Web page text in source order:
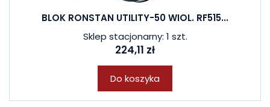
BLOK RONSTAN UTILITY-50 WIOL. RF515...
Sklep stacjonarny: 1 szt.
224,11 zł
Do koszyka